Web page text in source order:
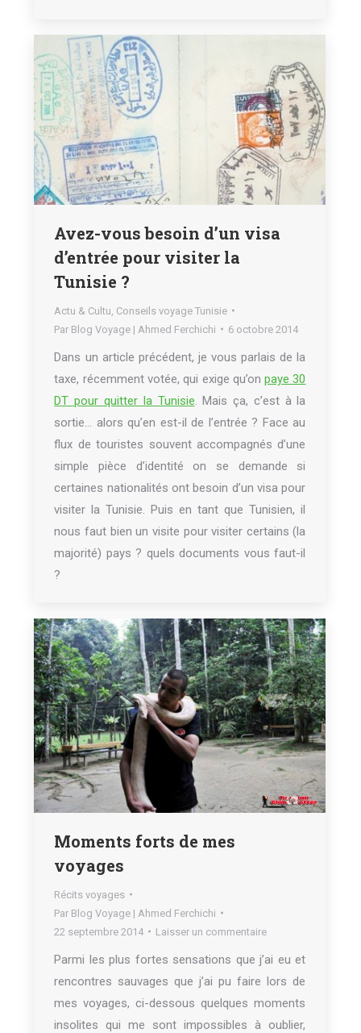
Avez-vous besoin d’un visa
d’entrée pour visiter la
Tunisie ?
Actu & Cultu Conseils voyage Tunisie
Par Blog Voyage | Ahmed Ferchichi 6 octobre 2014
Dans un article précédent, je vous parlais de la
taxe, récemment votée, qui exige qu’onpaye 30
DT pour quitter la Tunisie. Mais ça, c’est à la
sortie… alors qu’en est-il de l’entrée ? Face au
flux de touristes souvent accompagnés d’une
simple pièce d’identité on se demande si
certaines nationalités ont besoin d’un visa pour
visiter la Tunisie. Puis en tant que Tunisien, il
nous faut bien un visite pour visiter certains (la
majorité) pays ? quels documents vous faut-il
?
Moments forts de mes
voyages
Récits voyages
Par Blog Voyage | Ahmed Ferchichi
22 septembre 2014
Laisser un commentaire
Parmi les plus fortes sensations que j’ai eu et
rencontres sauvages que j’ai pu faire lors de
mes voyages, ci-dessous quelques moments
insolites qui me sont impossibles à oublier,